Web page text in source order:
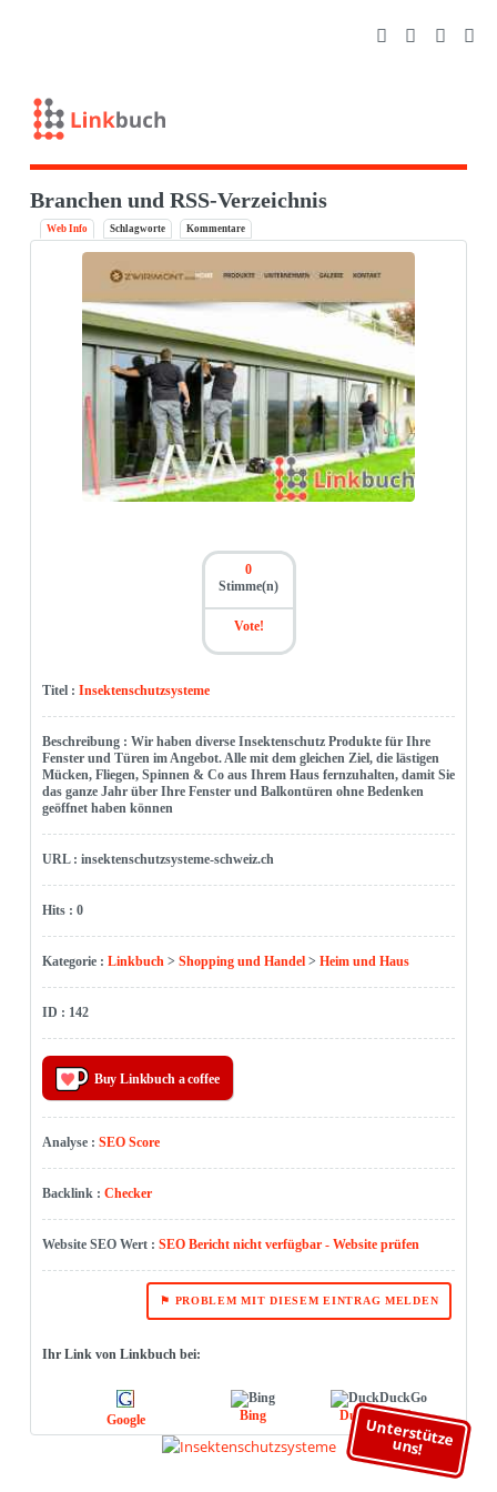
Unterstütze
uns!
Branchen und RSS-Verzeichnis
Web Info Schlagworte Kommentare
0
Stimme(n)
Vote!
Titel : Insektenschutzsysteme
Beschreibung : Wir haben diverse Insektenschutz Produkte für Ihre
Fenster und Türen im Angebot. Alle mit dem gleichen Ziel, die lästigen
Mücken, Fliegen, Spinnen & Co aus Ihrem Haus fernzuhalten, damit Sie
das ganze Jahr über Ihre Fenster und Balkontüren ohne Bedenken
geöffnet haben können
URL : insektenschutzsysteme-schweiz.ch
Hits : 0
Kategorie : Linkbuch> Shopping und Handel> Heim und Haus
ID : 142
Buy Linkbuch a coffee
Analyse : SEO Score
Backlink : Checker
Website SEO Wert : SEO Bericht nicht verfügbar - Website prüfen
⚑ PROBLEM MIT DIESEM EINTRAG MELDEN
Ihr Link von Linkbuch bei:
Google Bing DuckDuckGo